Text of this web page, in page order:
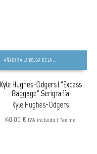
AÑADIR A LA BOLSA DE LA COMPRA
Kyle Hughes-Odgers | “Excess
Baggage” Serigrafía
Kyle Hughes-Odgers
140,00 € IVA incluido | Tax Inc.